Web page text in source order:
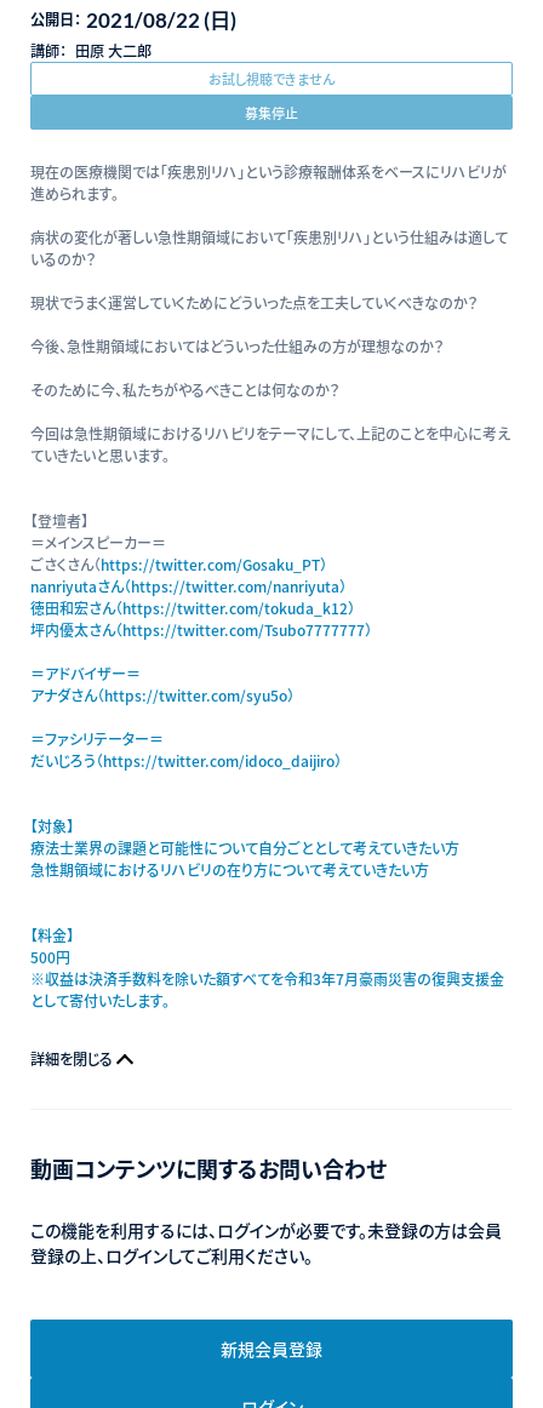
公開日： 2021/08/22 (日)
講師： 田原 大二郎
お試し視聴できません
募集停止
現在の医療機関では「疾患別リハ」という診療報酬体系をベースにリハビリが
進められます。
病状の変化が著しい急性期領域において「疾患別リハ」という仕組みは適して
いるのか？
現状でうまく運営していくためにどういった点を工夫していくべきなのか？
今後、急性期領域においてはどういった仕組みの方が理想なのか？
そのために今、私たちがやるべきことは何なのか？
今回は急性期領域におけるリハビリをテーマにして、上記のことを中心に考え
ていきたいと思います。
【登壇者】
＝メインスピーカー＝
ごさくさん（https://twitter.com/Gosaku_PT）
nanriyutaさん（https://twitter.com/nanriyuta）
徳田和宏さん（https://twitter.com/tokuda_k12）
坪内優太さん（https://twitter.com/Tsubo7777777）
＝アドバイザー＝
アナダさん（https://twitter.com/syu5o）
＝ファシリテーター＝
だいじろう（https://twitter.com/idoco_daijiro）
【対象】
療法士業界の課題と可能性について自分ごととして考えていきたい方
急性期領域におけるリハビリの在り方について考えていきたい方
【料金】
500円
※収益は決済手数料を除いた額すべてを令和3年7月豪雨災害の復興支援金
として寄付いたします。
詳細を閉じる
動画コンテンツに関するお問い合わせ
この機能を利用するには、ログインが必要です。未登録の方は会員
登録の上、ログインしてご利用ください。
新規会員登録